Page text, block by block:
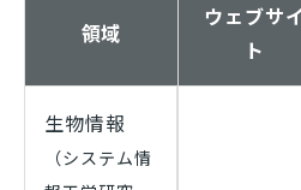
領域
ウェブサイ
ト
生物情報
（システム情